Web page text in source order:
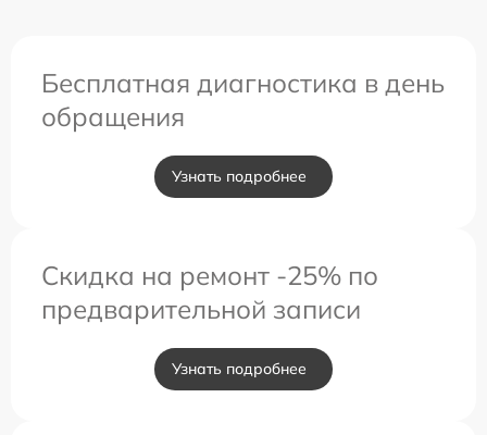
Бесплатная диагностика в день
обращения
Узнать подробнее
Скидка на ремонт -25% по
предварительной записи
Узнать подробнее